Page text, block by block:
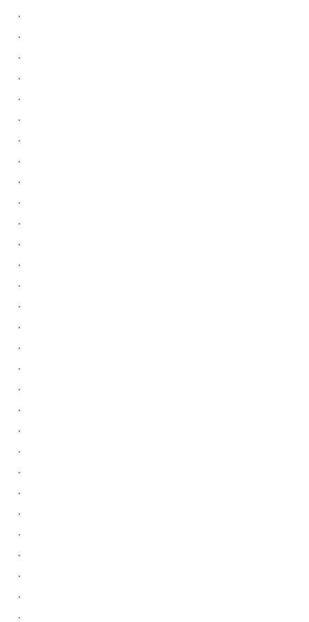
.
.
.
.
.
.
.
.
.
.
.
.
.
.
.
.
.
.
.
.
.
.
.
.
.
.
.
.
.
.